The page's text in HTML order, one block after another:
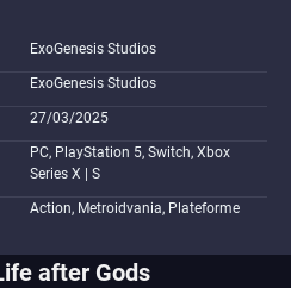
ExoGenesis Studios
ExoGenesis Studios
27/03/2025
PC, PlayStation 5, Switch, Xbox
Series X | S
Action, Metroidvania, Plateforme
after Gods